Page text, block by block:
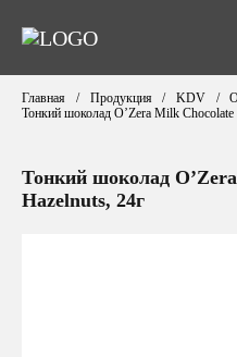
Главная Продукция KDV
Тонкий шоколад O’Zera Milk
Тонкий шоколад
Hazelnuts, 24г